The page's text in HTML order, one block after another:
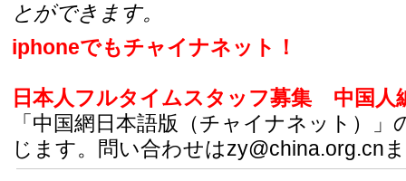
とができます。
iphoneでもチャイナネット！
日本人フルタイムスタッフ募集
中国人
「中国網日本語版（チャイナネット）」
じます。問い合わせはzy@china.org.cn